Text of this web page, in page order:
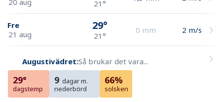
21°
Fre
21 aug
29°
21°
0 mm 2 m/s
Augustivädret:Så brukar det vara...
29°
dagstemp
9 dagar m.
nederbörd
66%
solsken